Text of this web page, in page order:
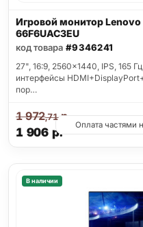
Игровой монитор
66F6UAC3EU
код товара #9346241
27", 16:9, 2560x1440, IPS, 165
интерфейсы
пор…
1 906 р.
1 972,71р.
Оплата частями
В наличии